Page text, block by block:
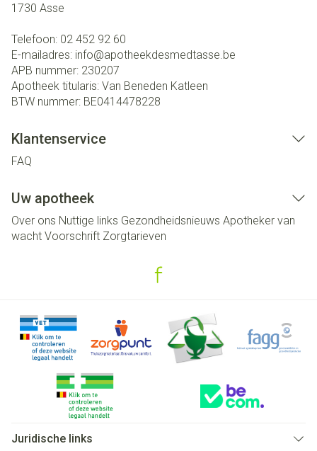
1730 Asse
Telefoon: 02 452 92 60
E-mailadres: info@apotheekdesmedtasse.be
APB nummer: 230207
Apotheek titularis: Van Beneden Katleen
BTW nummer: BE0414478228
Klantenservice
FAQ
Uw apotheek
Over ons Nuttige links Gezondheidsnieuws Apotheker van
wacht Voorschrift Zorgtarieven
Juridische links